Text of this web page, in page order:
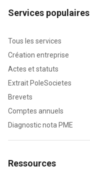
Services populaires
Tous les services
Création entreprise
Actes et statuts
Extrait PoleSocietes
Brevets
Comptes annuels
Diagnostic nota PME
Ressources